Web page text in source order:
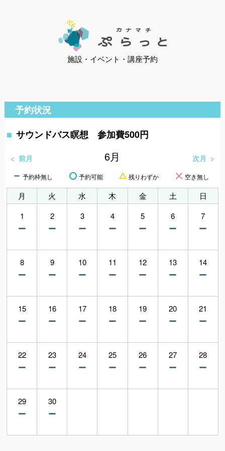
施設・イベント・講座予約
予約状況
サウンドバス瞑想 参加費500円
前月 6月 次月
予約枠無し 予約可能 残りわずか 空き無し
月 火 水 木 金 土
日
1
2 3 4 5 6 7
8 9 10 11 12 13 14
15 16 17 18 19 20 21
22 23 24 25 26 27 28
29 30